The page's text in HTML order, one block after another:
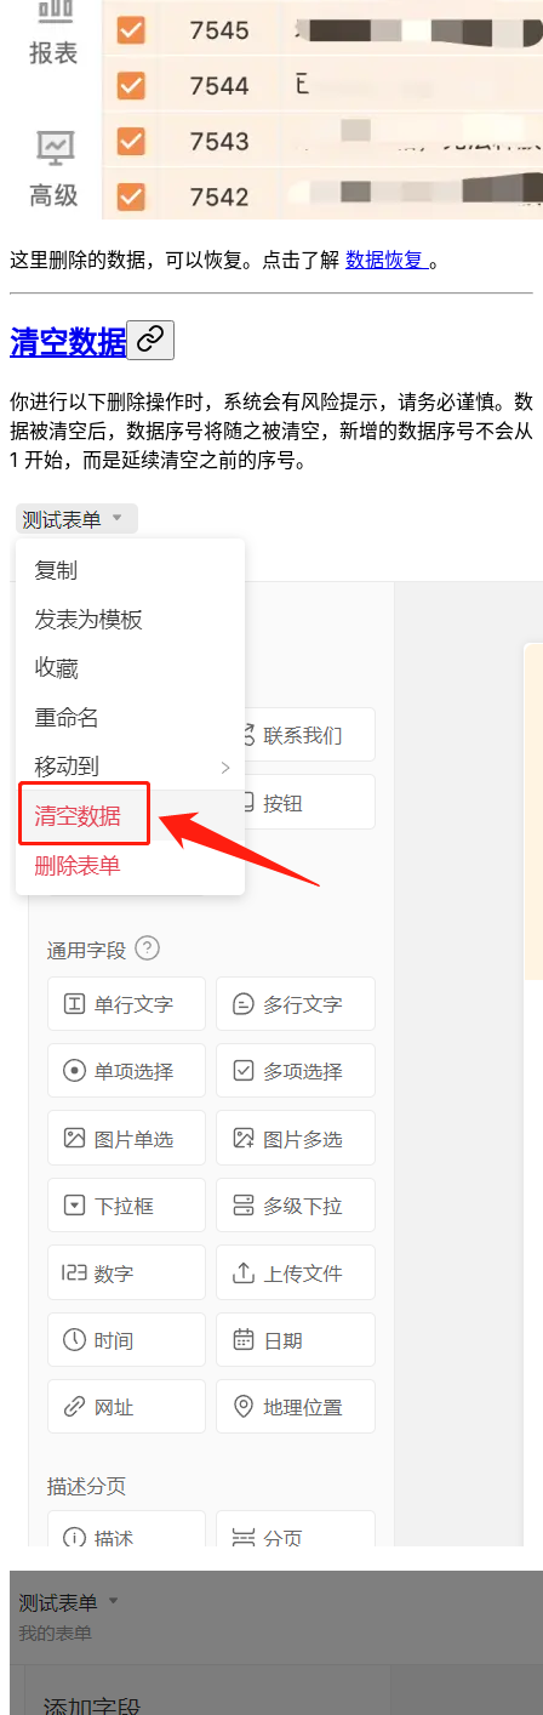
这里删除的数据，可以恢复。点击了解 数据恢复 。
清空数据
你进行以下删除操作时，系统会有风险提示，请务必谨慎。数
据被清空后，数据序号将随之被清空，新增的数据序号不会从
1 开始，而是延续清空之前的序号。